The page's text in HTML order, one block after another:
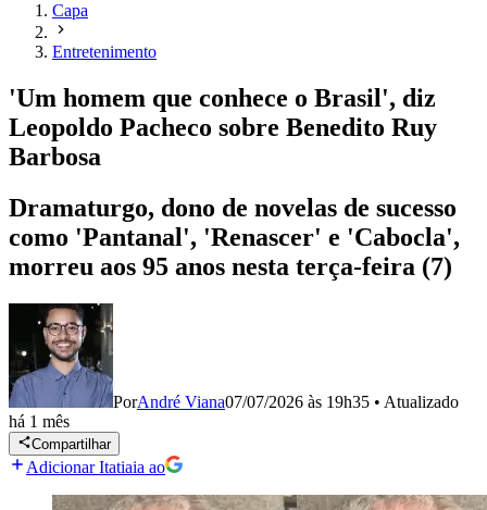
Capa
Entretenimento
'Um homem que conhece o Brasil', diz
Leopoldo Pacheco sobre Benedito Ruy
Barbosa
Dramaturgo, dono de novelas de sucesso
como 'Pantanal', 'Renascer' e 'Cabocla',
morreu aos 95 anos nesta terça-feira (7)
PorAndré Viana07/07/2026 às 19h35 • Atualizado
há 1 mês
Compartilhar
Adicionar Itatiaia ao